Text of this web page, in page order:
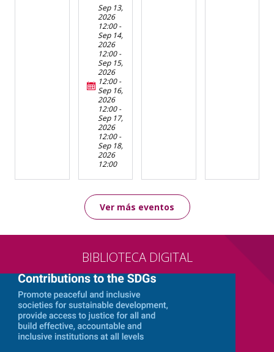
Sep 13,
2026
12:00-
Sep 14,
2026
12:00-
Sep 15,
2026
12:00-
Sep 16,
2026
12:00-
Sep 17,
2026
12:00-
Sep 18,
2026
12:00
Ver más eventos
BIBLIOTECA DIGITAL